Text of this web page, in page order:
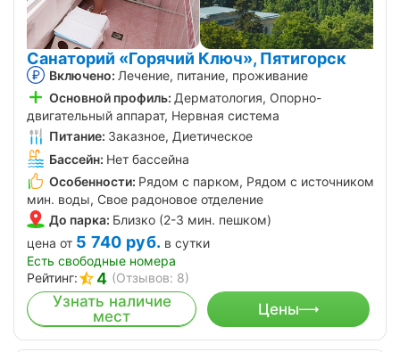
Санаторий «Горячий Ключ», Пятигорск
Включено: Лечение, питание, проживание
Основной профиль: Дерматология, Опорно-
двигательный аппарат, Нервная система
Питание: Заказное, Диетическое
Бассейн: Нет бассейна
Особенности: Рядом с парком, Рядом с источником
мин. воды, Свое радоновое отделение
До парка: Близко (2-3 мин. пешком)
цена от 5 740 руб. в сутки
Есть свободные номера
Рейтинг:
4 (Отзывов: 8)
Узнать наличие
мест
Цены